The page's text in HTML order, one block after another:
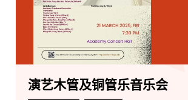
演艺木管及铜管乐音乐会